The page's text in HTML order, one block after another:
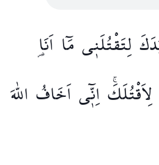
لِتَقْتُلَن۪ي مَٓا اَنَا۬
لِاَقْتُلَكَۚاِنّ۪ٓياَخَافُ اللّٰهَ